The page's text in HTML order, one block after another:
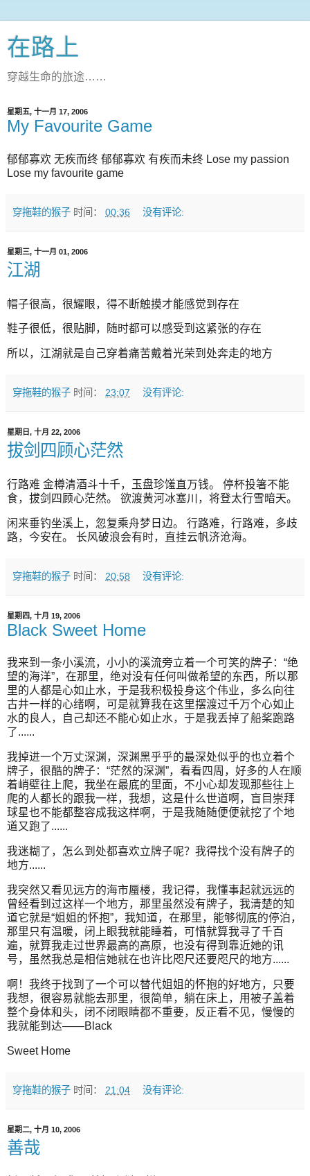
在路上
穿越生命的旅途……
星期五, 十一月 17, 2006
My Favourite Game
郁郁寡欢 无疾而终 郁郁寡欢 有疾而未终 Lose my passion
Lose my favourite game
穿拖鞋的猴子 时间： 00:36 没有评论:
星期三, 十一月 01, 2006
江湖
帽子很高，很耀眼，得不断触摸才能感觉到存在
鞋子很低，很贴脚，随时都可以感受到这紧张的存在
所以，江湖就是自己穿着痛苦戴着光荣到处奔走的地方
穿拖鞋的猴子 时间： 23:07 没有评论:
星期日, 十月 22, 2006
拔剑四顾心茫然
行路难 金樽清酒斗十千，玉盘珍馐直万钱。 停杯投箸不能
食，拔剑四顾心茫然。 欲渡黄河冰塞川，将登太行雪暗天。
闲来垂钓坐溪上，忽复乘舟梦日边。 行路难，行路难，多歧
路，今安在。 长风破浪会有时，直挂云帆济沧海。
穿拖鞋的猴子 时间： 20:58 没有评论:
星期四, 十月 19, 2006
Black Sweet Home
我来到一条小溪流，小小的溪流旁立着一个可笑的牌子：“绝
望的海洋”，在那里，绝对没有任何叫做希望的东西，所以那
里的人都是心如止水，于是我积极投身这个伟业，多么向往
古井一样的心绪啊，可是就算我在这里摆渡过千万个心如止
水的良人，自己却还不能心如止水，于是我丢掉了船桨跑路
了......
我掉进一个万丈深渊，深渊黑乎乎的最深处似乎的也立着个
牌子，很酷的牌子：“茫然的深渊”，看看四周，好多的人在顺
着峭壁往上爬，我坐在最底的里面，不小心却发现那些往上
爬的人都长的跟我一样，我想，这是什么世道啊，盲目崇拜
球星也不能都整容成我这样啊，于是我随随便便就挖了个地
道又跑了......
我迷糊了，怎么到处都喜欢立牌子呢？我得找个没有牌子的
地方......
我突然又看见远方的海市蜃楼，我记得，我懂事起就远远的
曾经看到过这样一个地方，那里虽然没有牌子，我清楚的知
道它就是“姐姐的怀抱”，我知道，在那里，能够彻底的停泊，
那里只有温暖，闭上眼我就能睡着，可惜就算我寻了千百
遍，就算我走过世界最高的高原，也没有得到靠近她的讯
号，虽然我总是相信她就在也许比咫尺还要咫尺的地方......
啊！我终于找到了一个可以替代姐姐的怀抱的好地方，只要
我想，很容易就能去那里，很简单，躺在床上，用被子盖着
整个身体和头，闭不闭眼睛都不重要，反正看不见，慢慢的
我就能到达——Black
Sweet Home
穿拖鞋的猴子 时间： 21:04 没有评论:
星期二, 十月 10, 2006
善哉